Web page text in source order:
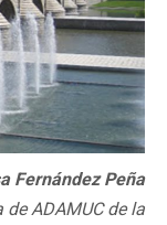
Fernández Peña
ADAMUC de la